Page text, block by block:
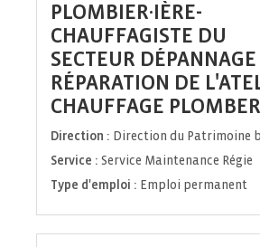
PLOMBIER·IÈRE-
CHAUFFAGISTE DU
SECTEUR DÉPANNAGE
RÉPARATION DE
CHAUFFAGE
Direction : Direction du Patrimoine
Service : Service Maintenance Régie
Type d'emploi : Emploi permanent